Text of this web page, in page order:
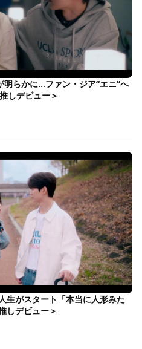
明らかに…ファン・ジア“エニ”へ
しデビュー＞
生がスタート「本当に人形みた
しデビュー＞